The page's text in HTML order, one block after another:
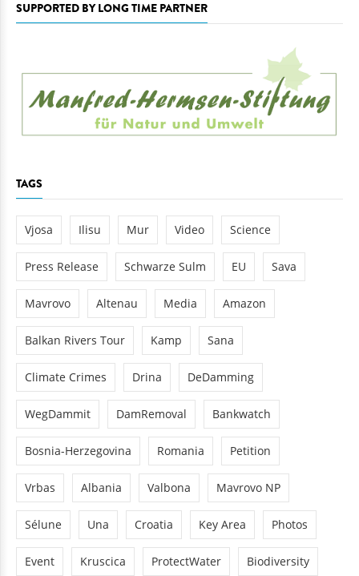
SUPPORTED BY LONG TIME PARTNER
TAGS
Vjosa Ilisu Mur Video Science
Press Release Schwarze Sulm EU Sava
Mavrovo Altenau Media Amazon
Balkan Rivers Tour Kamp Sana
Climate Crimes Drina DeDamming
WegDammit DamRemoval Bankwatch
Bosnia-Herzegovina Romania Petition
Vrbas Albania Valbona Mavrovo NP
Sélune Una Croatia Key Area Photos
Event Kruscica ProtectWater Biodiversity